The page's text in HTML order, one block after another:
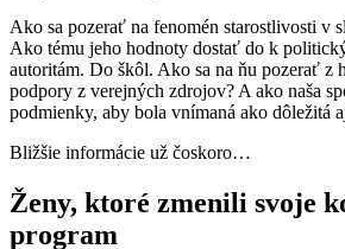
Ako sa pozerať na fenomén starostlivosti v
Ako tému jeho hodnoty dostať do k
autoritám. Do škôl. Ako sa na ňu pozerať z
podpory z verejných zdrojov? A ako naša
podmienky, aby bola vnímaná ako dôležitá
Bližšie informácie už čoskoro…
Ženy, ktoré zmenili svoje
program